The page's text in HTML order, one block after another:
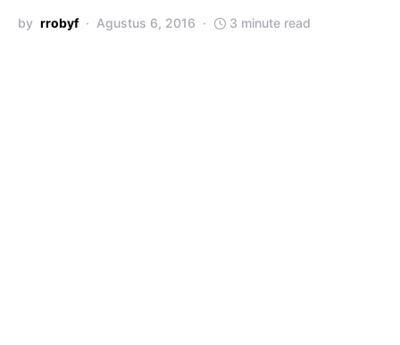
by rrobyf Agustus 6, 2016 3 minute read